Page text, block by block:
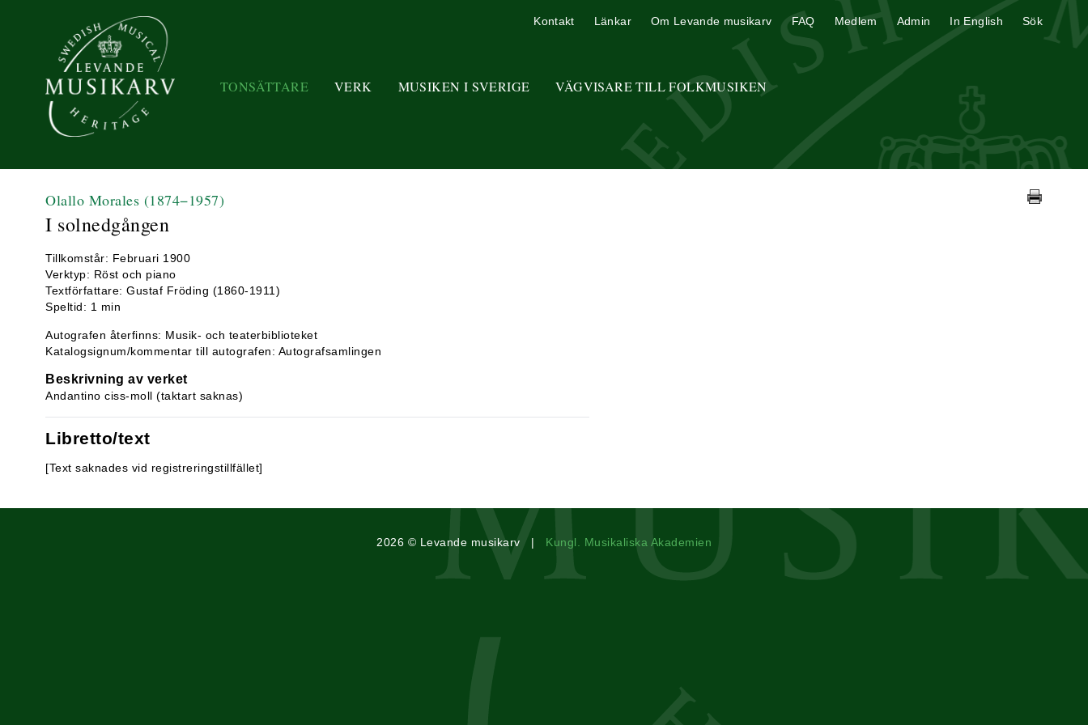
TONSÄTTARE VERK MUSIKEN I SVERIGE VÄGVISARE TILL FOLKMUSIKEN
Kontakt Länkar Om Levande musikarv FAQ Medlem Admin In English Sök
Olallo Morales (1874−1957)
I solnedgången
Tillkomstår: Februari 1900
Verktyp: Röst och piano
Textförfattare: Gustaf Fröding (1860-1911)
Speltid: 1 min
Autografen återfinns: Musik- och teaterbiblioteket
Katalogsignum/kommentar till autografen: Autografsamlingen
Beskrivning av verket
Andantino ciss-moll (taktart saknas)
Libretto/text
[Text saknades vid registreringstillfället]
2026 © Levande musikarv | Kungl. Musikaliska Akademien